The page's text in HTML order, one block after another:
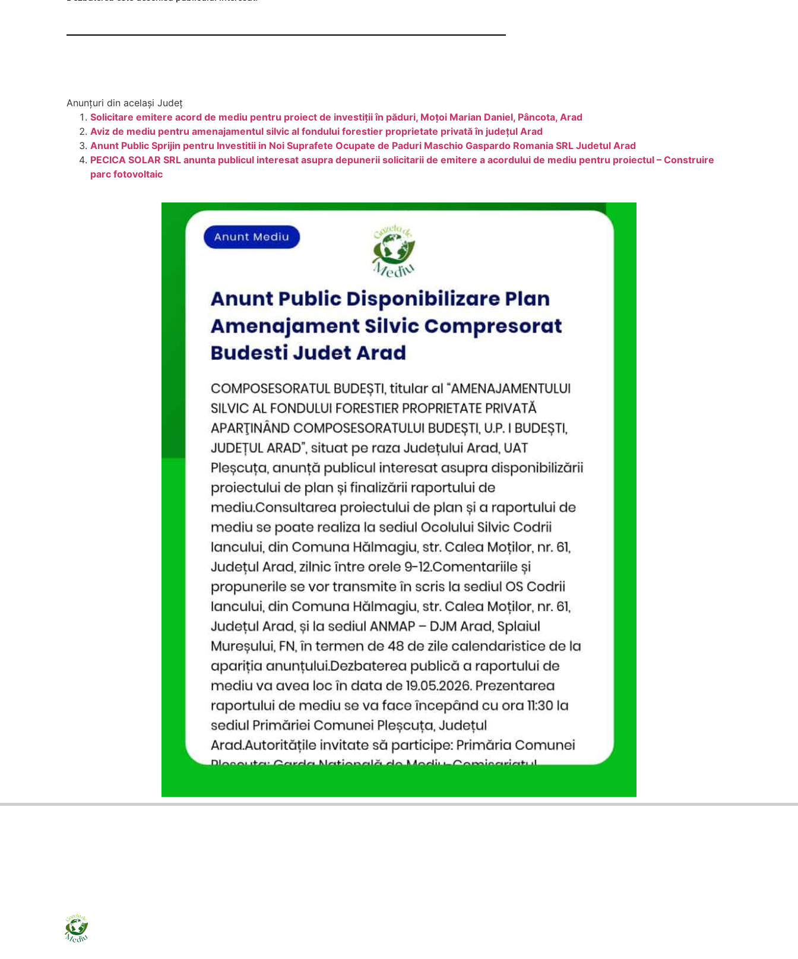
Anunțuri din același Județ
Solicitare emitere acord de mediu pentru proiect de investiții în păduri, Moțoi Marian Daniel, Pâncota, Arad
Aviz de mediu pentru amenajamentul silvic al fondului forestier proprietate privată în județul Arad
Anunt Public Sprijin pentru Investitii in Noi Suprafete Ocupate de Paduri Maschio Gaspardo Romania SRL Judetul Arad
PECICA SOLAR SRL anunta publicul interesat asupra depunerii solicitarii de emitere a acordului de mediu pentru proiectul – Construire
parc fotovoltaic